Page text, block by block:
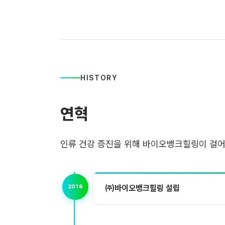
HISTORY
연혁
인류 건강 증진을 위해 바이오뱅크힐링이 걸
2016 ㈜바이오뱅크힐링 설립